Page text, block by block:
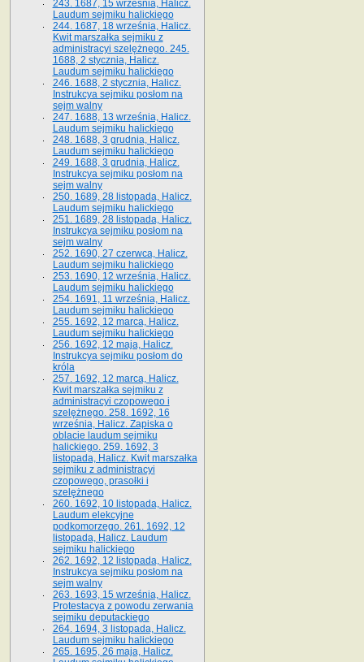
243. 1687, 15 września, Halicz.
Laudum sejmiku halickiego
244. 1687, 18 września, Halicz.
Kwit marszałka sejmiku z
administracyi szelężnego. 245.
1688, 2 stycznia, Halicz.
Laudum sejmiku halickiego
246. 1688, 2 stycznia, Halicz.
Instrukcya sejmiku posłom na
sejm walny
247. 1688, 13 września, Halicz.
Laudum sejmiku halickiego
248. 1688, 3 grudnia, Halicz.
Laudum sejmiku halickiego
249. 1688, 3 grudnia, Halicz.
Instrukcya sejmiku posłom na
sejm walny
250. 1689, 28 listopada, Halicz.
Laudum sejmiku halickiego
251. 1689, 28 listopada, Halicz.
Instrukcya sejmiku posłom na
sejm walny
252. 1690, 27 czerwca, Halicz.
Laudum sejmiku halickiego
253. 1690, 12 września, Halicz.
Laudum sejmiku halickiego
254. 1691, 11 września, Halicz.
Laudum sejmiku halickiego
255. 1692, 12 marca, Halicz.
Laudum sejmiku halickiego
256. 1692, 12 maja, Halicz.
Instrukcya sejmiku posłom do
króla
257. 1692, 12 marca, Halicz.
Kwit marszałka sejmiku z
administracyi czopowego i
szelężnego. 258. 1692, 16
września, Halicz. Zapiska o
oblacie laudum sejmiku
halickiego. 259. 1692, 3
listopada, Halicz. Kwit marszałka
sejmiku z administracyi
czopowego, prasołki i
szelężnego
260. 1692, 10 listopada, Halicz.
Laudum elekcyjne
podkomorzego. 261. 1692, 12
listopada, Halicz. Laudum
sejmiku halickiego
262. 1692, 12 listopada, Halicz.
Instrukcya sejmiku posłom na
sejm walny
263. 1693, 15 września, Halicz.
Protestacya z powodu zerwania
sejmiku deputackiego
264. 1694, 3 listopada, Halicz.
Laudum sejmiku halickiego
265. 1695, 26 maja, Halicz.